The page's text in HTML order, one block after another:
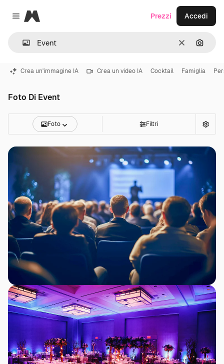
Close menu
Magnific
CancellaCerca
Prezzi Accedi
Crea un'immagine IA Crea un video IA Cocktail Famiglia
Foto Di Event
Foto Filtri